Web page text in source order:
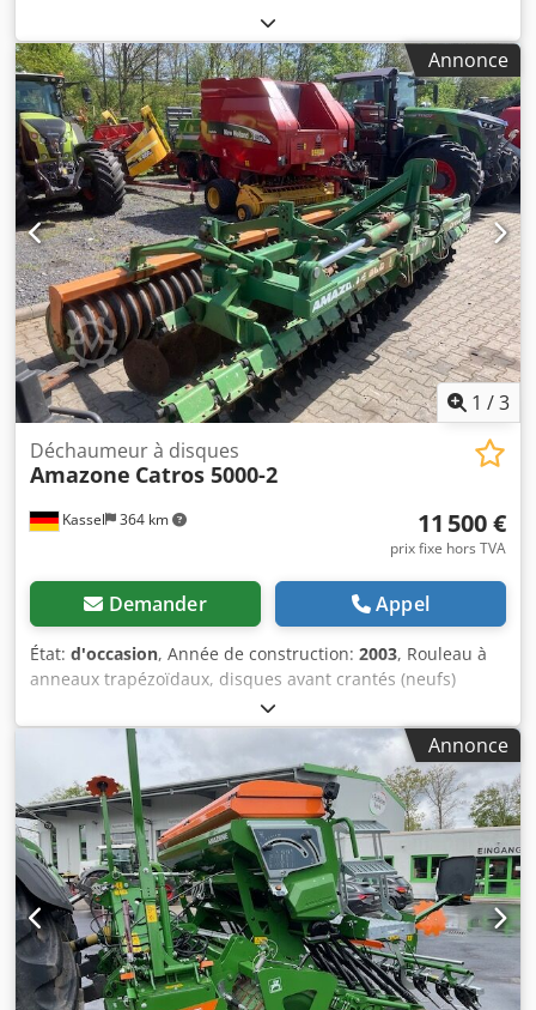
Annonce
1 /3
Kassel 364 km
Déchaumeur à disques
Amazone Catros 5000-2
11 500 €
prix fixe hors TVA
Demander Appel
État: d'occasion, Année de construction: 2003, Rouleau à
anneaux trapézoïdaux, disques avant crantés (neufs)
Annonce